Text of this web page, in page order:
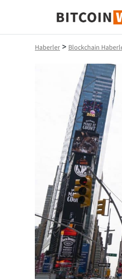
Bitcoin Bilgeliği
Haberler > Blockchain